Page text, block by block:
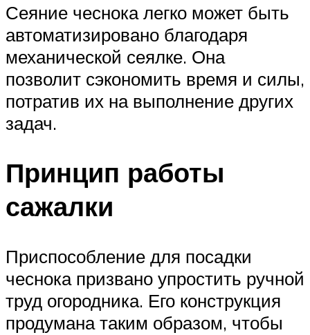
Сеяние чеснока легко может быть
автоматизировано благодаря
механической сеялке. Она
позволит сэкономить время и силы,
потратив их на выполнение других
задач.
Принцип работы
сажалки
Приспособление для посадки
чеснока призвано упростить ручной
труд огородника. Его конструкция
продумана таким образом, чтобы